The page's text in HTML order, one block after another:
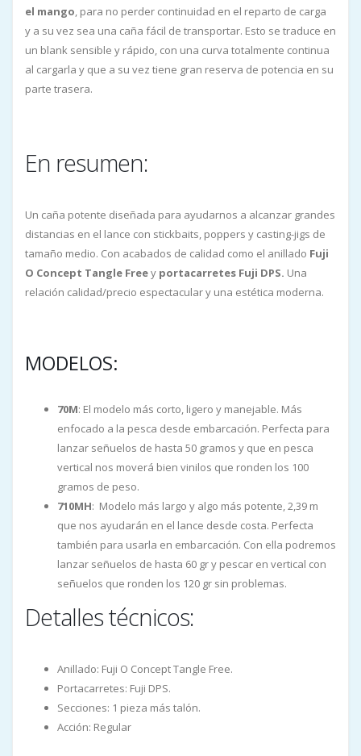
el mango, para no perder continuidad en el reparto de carga
y a su vez sea una caña fácil de transportar. Esto se traduce en
un blank sensible y rápido, con una curva totalmente continua
al cargarla y que a su vez tiene gran reserva de potencia en su
parte trasera.
En resumen:
Un caña potente diseñada para ayudarnos a alcanzar grandes
distancias en el lance con stickbaits, poppers y casting-jigs de
tamaño medio. Con acabados de calidad como el anillado Fuji
O Concept Tangle Freey portacarretes Fuji DPS. Una
relación calidad/precio espectacular y una estética moderna.
MODELOS:
70M: El modelo más corto, ligero y manejable. Más
enfocado a la pesca desde embarcación. Perfecta para
lanzar señuelos de hasta 50 gramos y que en pesca
vertical nos moverá bien vinilos que ronden los 100
gramos de peso.
710MH: Modelo más largo y algo más potente, 2,39 m
que nos ayudarán en el lance desde costa. Perfecta
también para usarla en embarcación. Con ella podremos
lanzar señuelos de hasta 60 gr y pescar en vertical con
señuelos que ronden los 120 gr sin problemas.
Detalles técnicos:
Anillado: Fuji O Concept Tangle Free.
Portacarretes: Fuji DPS.
Secciones: 1 pieza más talón.
Acción: Regular